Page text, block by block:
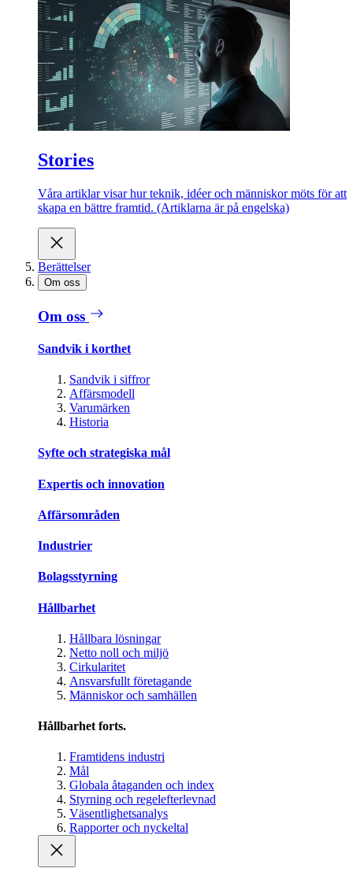
Stories
Våra artiklar visar hur teknik, idéer och människor möts för att
skapa en bättre framtid. (Artiklarna är på engelska)
Berättelser
Om oss
Om oss
Sandvik i korthet
Sandvik i siffror
Affärsmodell
Varumärken
Historia
Syfte och strategiska mål
Expertis och innovation
Affärsområden
Industrier
Bolagsstyrning
Hållbarhet
Hållbara lösningar
Netto noll och miljö
Cirkularitet
Ansvarsfullt företagande
Människor och samhällen
Hållbarhet forts.
Framtidens industri
Mål
Globala åtaganden och index
Styrning och regelefterlevnad
Väsentlighetsanalys
Rapporter och nyckeltal